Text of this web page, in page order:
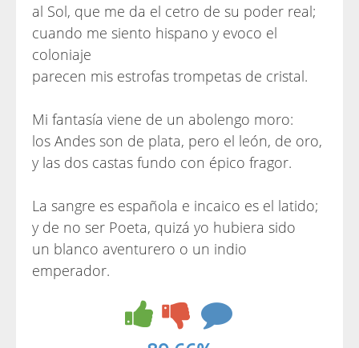
al Sol, que me da el cetro de su poder real;
cuando me siento hispano y evoco el
coloniaje
parecen mis estrofas trompetas de cristal.
Mi fantasía viene de un abolengo moro:
los Andes son de plata, pero el león, de oro,
y las dos castas fundo con épico fragor.
La sangre es española e incaico es el latido;
y de no ser Poeta, quizá yo hubiera sido
un blanco aventurero o un indio
emperador.